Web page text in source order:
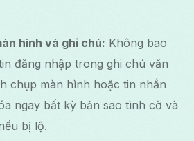
hình và ghi chú: Không bao
đăng nhập trong ghi chú văn
chụp màn hình hoặc tin nhắn
ngay bất kỳ bản sao tình cờ và
bị lộ.